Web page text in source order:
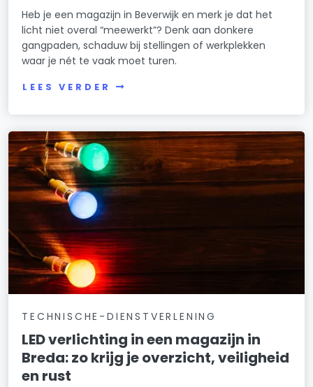
Heb je een magazijn in Beverwijk en merk je dat het
licht niet overal “meewerkt”? Denk aan donkere
gangpaden, schaduw bij stellingen of werkplekken
waar je nét te vaak moet turen.
LEES VERDER
TECHNISCHE-DIENSTVERLENING
LED verlichting in een magazijn in
Breda: zo krijg je overzicht, veiligheid
en rust